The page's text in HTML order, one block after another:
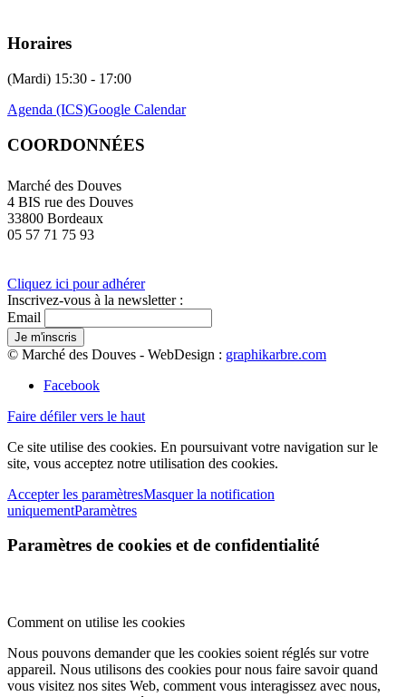
Horaires
(Mardi) 15:30 - 17:00
Agenda (ICS)Google Calendar
COORDONNÉES
Marché des Douves
4 BIS rue des Douves
33800 Bordeaux
05 57 71 75 93
Cliquez ici pour adhérer
Inscrivez-vous à la newsletter :
Email
© Marché des Douves - WebDesign : graphikarbre.com
Facebook
Faire défiler vers le haut
Ce site utilise des cookies. En poursuivant votre navigation sur le
site, vous acceptez notre utilisation des cookies.
Accepter les paramètresMasquer la notification
uniquementParamètres
Paramètres de cookies et de confidentialité
Comment on utilise les cookies
Nous pouvons demander que les cookies soient réglés sur votre
appareil. Nous utilisons des cookies pour nous faire savoir quand
vous visitez nos sites Web, comment vous interagissez avec nous,